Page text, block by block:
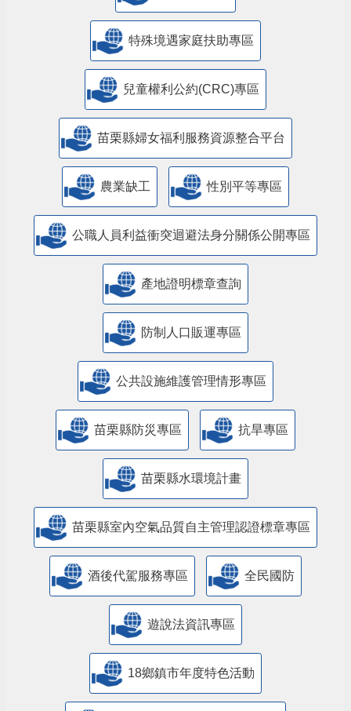
特殊境遇家庭扶助專區
兒童權利公約(CRC)專區
苗栗縣婦女福利服務資源整合平台
農業缺工 性別平等專區
公職人員利益衝突迴避法身分關係公開專區
產地證明標章查詢
防制人口販運專區
​公共設施維護管理情形專區
苗栗縣防災專區 抗旱專區
苗栗縣水環境計畫
苗栗縣室內空氣品質自主管理認證標章專區
酒後代駕服務專區 全民國防
遊說法資訊專區
18鄉鎮市年度特色活動